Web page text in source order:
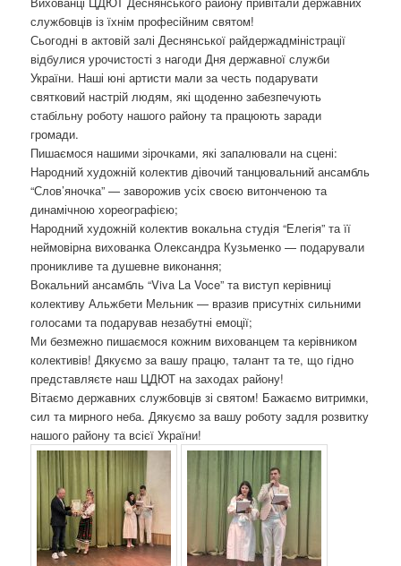
о
з
а
п
и
с
а
службовців із їхнім професійним святом!
Сьогодні в актовій залі Деснянської райдержадміністрації
відбулися урочистості з нагоди Дня державної служби
України. Наші юні артисти мали за честь подарувати
святковий настрій людям, які щоденно забезпечують
стабільну роботу нашого району та працюють заради
громади.
Пишаємося нашими зірочками, які запалювали на сцені:
Народний художній колектив дівочий танцювальний ансамбль
“Слов’яночка” — заворожив усіх своєю витонченою та
динамічною хореографією;
Народний художній колектив вокальна студія “Елегія” та її
неймовірна вихованка Олександра Кузьменко — подарували
проникливе та душевне виконання;
Вокальний ансамбль “Viva La Voce” та виступ керівниці
колективу Альжбети Мельник — вразив присутніх сильними
голосами та подарував незабутні емоції;
Ми безмежно пишаємося кожним вихованцем та керівником
колективів! Дякуємо за вашу працю, талант та те, що гідно
представляєте наш ЦДЮТ на заходах району!
Вітаємо державних службовців зі святом! Бажаємо витримки,
сил та мирного неба. Дякуємо за вашу роботу задля розвитку
нашого району та всієї України!